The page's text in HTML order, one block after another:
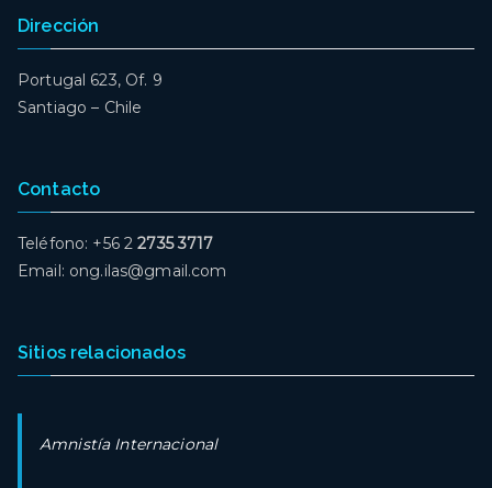
Dirección
Portugal 623, Of. 9
Santiago – Chile
Contacto
Teléfono: +56 22735 3717
Email: ong.ilas@gmail.com
Sitios relacionados
Amnistía Internacional